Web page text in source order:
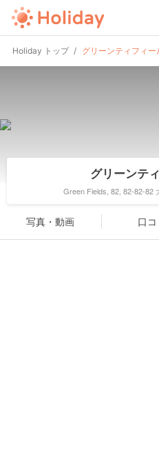
Holiday トップ グリーンティフィー
グリーンテ
Green Fields, 82, 82-82-82
写真・動画 口コ